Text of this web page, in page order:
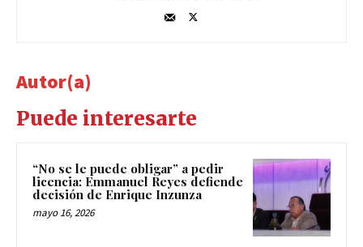
Autor(a)
Puede interesarte
“No se le puede obligar” a pedir
licencia: Emmanuel Reyes defiende
decisión de Enrique Inzunza
mayo 16, 2026